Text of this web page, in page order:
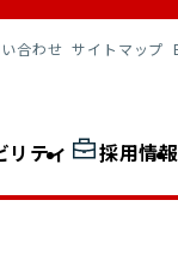
合わせ サイトマップ
リティ 採用情報